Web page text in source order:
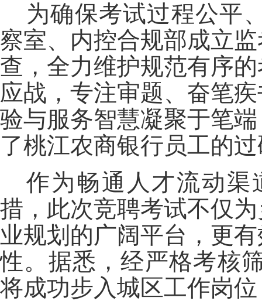
为确保考试过程公平
察室、内控合规部成立
查，全力维护规范有序
应战，专注审题、奋笔
验与服务智慧凝聚于笔
了桃江农商银行员工的
作为畅通人才流动渠
措，此次竞聘考试不仅
业规划的广阔平台，更
性。据悉，经严格考核
将成功步入城区工作岗